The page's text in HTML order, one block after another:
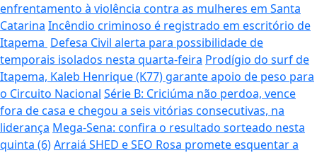
enfrentamento à violência contra as mulheres em Santa
Catarina Incêndio criminoso é registrado em escritório de
Itapema Defesa Civil alerta para possibilidade de
temporais isolados nesta quarta-feira Prodígio do surf de
Itapema, Kaleb Henrique (K77) garante apoio de peso para
o Circuito Nacional Série B: Criciúma não perdoa, vence
fora de casa e chegou a seis vitórias consecutivas, na
liderança Mega-Sena: confira o resultado sorteado nesta
quinta (6)Arraiá SHED e SEO Rosa promete esquentar a